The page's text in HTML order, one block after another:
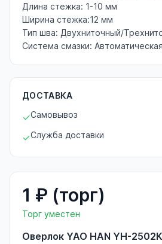
Длина стежка: 1-10 мм
Ширина стежка:12 мм
Тип шва: Двухниточный/
Система смазки:
ДОСТАВКА
✓Самовывоз
✓Служба доставки
1 ₽ (торг)
Торг уместен
Оверлок YAO HAN YH-